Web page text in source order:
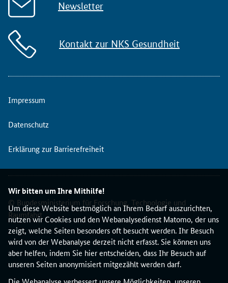
Wir bitten um Ihre Mithilfe!
Um diese Website bestmöglich an Ihrem Bedarf auszurichten,
nutzen wir Cookies und den Webanalysedienst Matomo, der uns
zeigt, welche Seiten besonders oft besucht werden. Ihr Besuch
wird von der Webanalyse derzeit nicht erfasst. Sie können uns
aber helfen, indem Sie hier entscheiden, dass Ihr Besuch auf
unseren Seiten anonymisiert mitgezählt werden darf.
Newsletter
Kontakt zur NKS Gesundheit
Impressum
Datenschutz
Erklärung zur Barrierefreiheit
© Bundesministerium für Forschung, Technologie und
Raumfahrt